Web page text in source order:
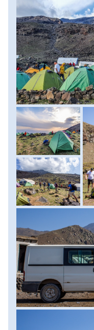
4 óra,
ellátás: reggeli a